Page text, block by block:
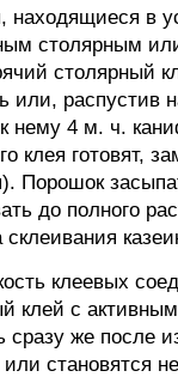
находящиеся в
столярным
столярный
или, распустив
нему 4 м. ч.
клея готовят,
Порошок
до полного
склеивания
клеевых
клей с
сразу же после
становятся